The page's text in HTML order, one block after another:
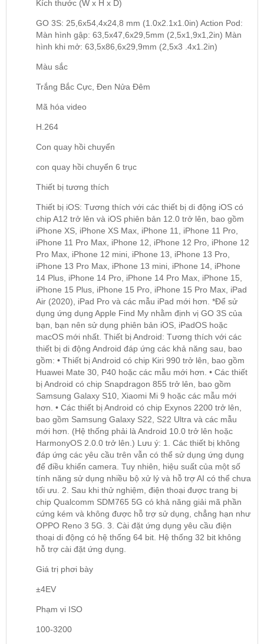
Kích thước (W x H x D)
GO 3S: 25,6x54,4x24,8 mm (1.0x2.1x1.0in) Action Pod:
Màn hình gập: 63,5x47,6x29,5mm (2,5x1,9x1,2in) Màn
hình khi mở: 63,5x86,6x29,9mm (2,5x3 .4x1.2in)
Màu sắc
Trắng Bắc Cực, Đen Nửa Đêm
Mã hóa video
H.264
Con quay hồi chuyển
con quay hồi chuyển 6 trục
Thiết bị tương thích
Thiết bị iOS: Tương thích với các thiết bị di động iOS có
chip A12 trở lên và iOS phiên bản 12.0 trở lên, bao gồm
iPhone XS, iPhone XS Max, iPhone 11, iPhone 11 Pro,
iPhone 11 Pro Max, iPhone 12, iPhone 12 Pro, iPhone 12
Pro Max, iPhone 12 mini, iPhone 13, iPhone 13 Pro,
iPhone 13 Pro Max, iPhone 13 mini, iPhone 14, iPhone
14 Plus, iPhone 14 Pro, iPhone 14 Pro Max, iPhone 15,
iPhone 15 Plus, iPhone 15 Pro, iPhone 15 Pro Max, iPad
Air (2020), iPad Pro và các mẫu iPad mới hơn. *Để sử
dụng ứng dụng Apple Find My nhằm định vị GO 3S của
bạn, bạn nên sử dụng phiên bản iOS, iPadOS hoặc
macOS mới nhất. Thiết bị Android: Tương thích với các
thiết bị di động Android đáp ứng các khả năng sau, bao
gồm: • Thiết bị Android có chip Kiri 990 trở lên, bao gồm
Huawei Mate 30, P40 hoặc các mẫu mới hơn. • Các thiết
bị Android có chip Snapdragon 855 trở lên, bao gồm
Samsung Galaxy S10, Xiaomi Mi 9 hoặc các mẫu mới
hơn. • Các thiết bị Android có chip Exynos 2200 trở lên,
bao gồm Samsung Galaxy S22, S22 Ultra và các mẫu
mới hơn. (Hệ thống phải là Android 10.0 trở lên hoặc
HarmonyOS 2.0.0 trở lên.) Lưu ý: 1. Các thiết bị không
đáp ứng các yêu cầu trên vẫn có thể sử dụng ứng dụng
để điều khiển camera. Tuy nhiên, hiệu suất của một số
tính năng sử dụng nhiều bộ xử lý và hỗ trợ AI có thể chưa
tối ưu. 2. Sau khi thử nghiệm, điện thoại được trang bị
chip Qualcomm SDM765 5G có khả năng giải mã phần
cứng kém và không được hỗ trợ sử dụng, chẳng hạn như
OPPO Reno 3 5G. 3. Cài đặt ứng dụng yêu cầu điện
thoại di động có hệ thống 64 bit. Hệ thống 32 bit không
hỗ trợ cài đặt ứng dụng.
Giá trị phơi bày
±4EV
Phạm vi ISO
100-3200